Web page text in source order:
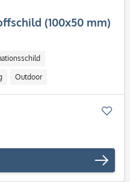
(100x50 mm)
Outdoor